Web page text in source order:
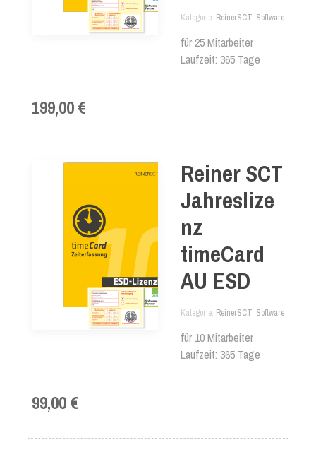
Kategorie ReinerSCT, Software
für 25 Mitarbeiter
Laufzeit: 365 Tage
199,00 €
Reiner SCT
Jahreslize
nz
timeCard
AU ESD
Kategorie ReinerSCT, Software
für 10 Mitarbeiter
Laufzeit: 365 Tage
99,00 €